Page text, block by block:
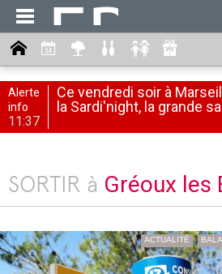
Alerte
info
11:37
Ce vendredi soir à
la Sardi'night, la grande
SORTIR à Gréoux les
ACTUALITÉ